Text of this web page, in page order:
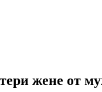
жене от